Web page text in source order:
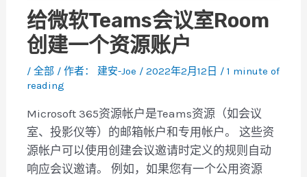
给微软Teams会议室Room
创建一个资源账户
/全部 / 作者： 建安-Joe /2022年2月12日 /1 minute of
reading
Microsoft 365资源帐户是Teams资源（如会议
室、投影仪等）的邮箱帐户和专用帐户。 这些资
源帐户可以使用创建会议邀请时定义的规则自动
响应会议邀请。 例如，如果您有一个公用资源